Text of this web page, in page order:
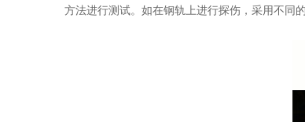
方法进行测试。如在钢轨上进行探伤，采用不同